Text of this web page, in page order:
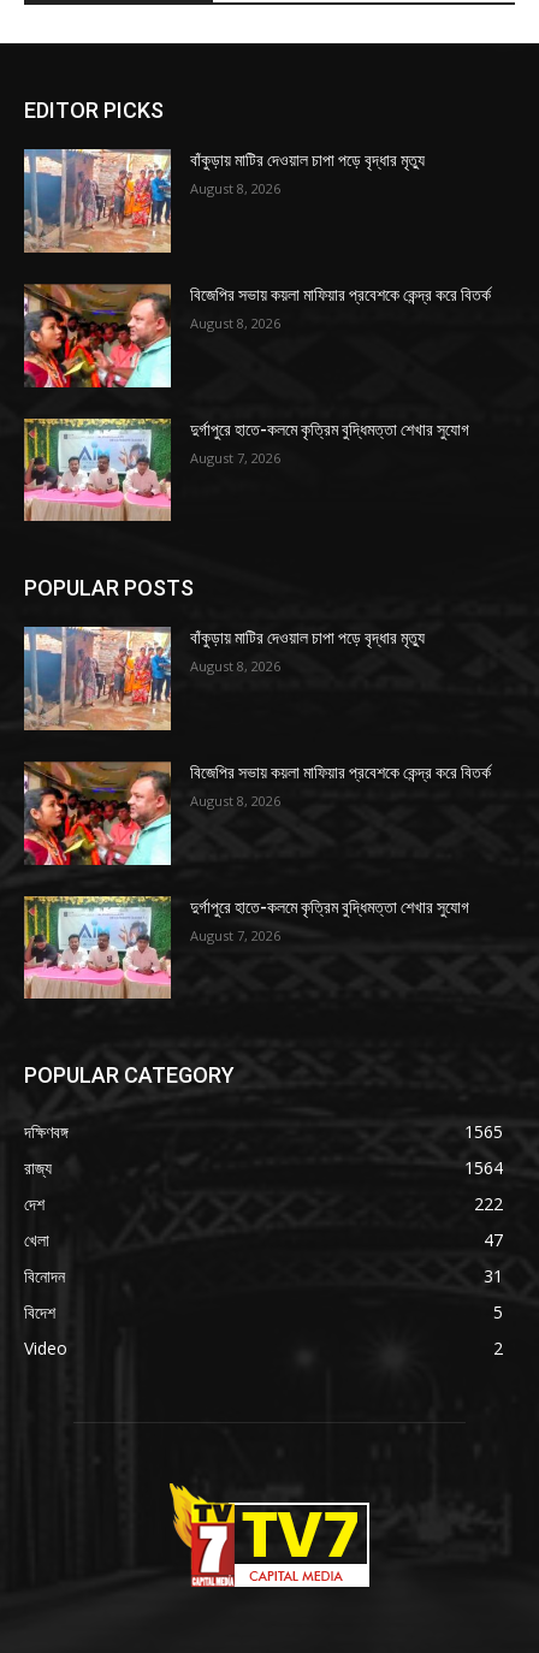
EDITOR PICKS
বাঁকুড়ায় মাটির দেওয়াল চাপা পড়ে বৃদ্ধার মৃত্যু
August 8, 2026
বিজেপির সভায় কয়লা মাফিয়ার প্রবেশকে কেন্দ্র করে বিতর্ক
August 8, 2026
দুর্গাপুরে হাতে-কলমে কৃত্রিম বুদ্ধিমত্তা শেখার সুযোগ
August 7, 2026
POPULAR POSTS
বাঁকুড়ায় মাটির দেওয়াল চাপা পড়ে বৃদ্ধার মৃত্যু
August 8, 2026
বিজেপির সভায় কয়লা মাফিয়ার প্রবেশকে কেন্দ্র করে বিতর্ক
August 8, 2026
দুর্গাপুরে হাতে-কলমে কৃত্রিম বুদ্ধিমত্তা শেখার সুযোগ
August 7, 2026
POPULAR CATEGORY
দক্ষিণবঙ্গ
1565
রাজ্য
1564
দেশ
222
খেলা
47
বিনোদন
31
বিদেশ
5
Video
2